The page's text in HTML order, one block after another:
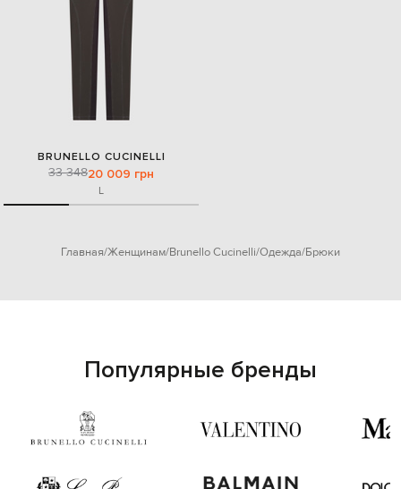
BRUNELLO CUCINELLI
33 34820 009 грн
L
Главная Женщинам Brunello Cucinelli Одежда Брюки
Популярные бренды